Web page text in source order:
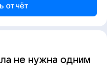
отчёт
не нужна одним